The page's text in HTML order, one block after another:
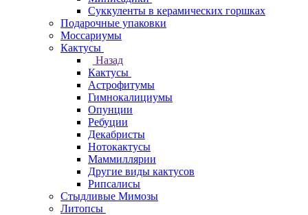
Суккуленты в керамических горшках
Подарочные упаковки
Моссариумы
Кактусы
Назад
Кактусы
Астрофитумы
Гимнокалициумы
Опунции
Ребуции
Декабристы
Нотокактусы
Маммиллярии
Другие виды кактусов
Рипсалисы
Стыдливые Мимозы
Литопсы